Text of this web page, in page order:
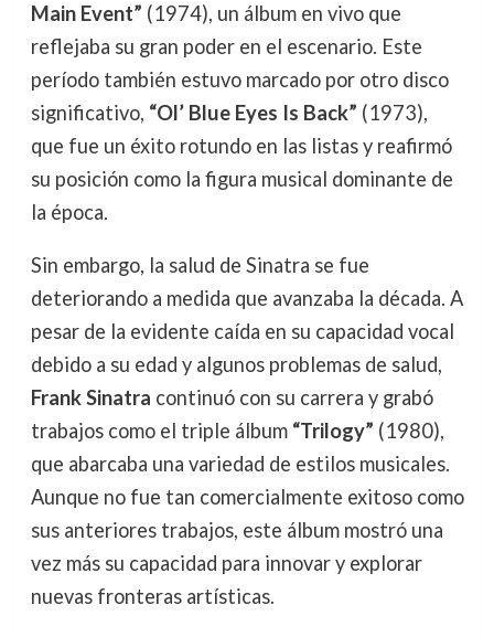
Main Event” (1974), un álbum en vivo que
reflejaba su gran poder en el escenario. Este
período también estuvo marcado por otro disco
significativo, “Ol’ Blue Eyes Is Back” (1973),
que fue un éxito rotundo en las listas y reafirmó
su posición como la figura musical dominante de
la época.
Sin embargo, la salud de Sinatra se fue
deteriorando a medida que avanzaba la década. A
pesar de la evidente caída en su capacidad vocal
debido a su edad y algunos problemas de salud,
Frank Sinatra continuó con su carrera y grabó
trabajos como el triple álbum “Trilogy” (1980),
que abarcaba una variedad de estilos musicales.
Aunque no fue tan comercialmente exitoso como
sus anteriores trabajos, este álbum mostró una
vez más su capacidad para innovar y explorar
nuevas fronteras artísticas.